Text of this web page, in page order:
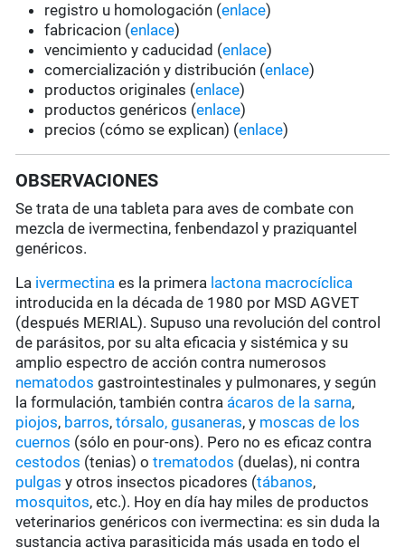
registro u homologación (enlace)
fabricacion (enlace)
vencimiento y caducidad (enlace)
comercialización y distribución (enlace)
productos originales (enlace)
productos genéricos (enlace)
precios (cómo se explican) (enlace)
OBSERVACIONES
Se trata de una tableta para aves de combate con
mezcla de ivermectina, fenbendazol y praziquantel
genéricos.
La ivermectina es la primera lactona macrocíclica
introducida en la década de 1980 por MSD AGVET
(después MERIAL). Supuso una revolución del control
de parásitos, por su alta eficacia y sistémica y su
amplio espectro de acción contra numerosos
nematodos gastrointestinales y pulmonares, y según
la formulación, también contra ácaros de la sarna,
piojos, barros,tórsalo,gusaneras, y moscas de los
cuernos (sólo en pour-ons). Pero no es eficaz contra
cestodos (tenias) otrematodos (duelas), ni contra
pulgas y otros insectos picadores (tábanos,
mosquitos, etc.). Hoy en día hay miles de productos
veterinarios genéricos con ivermectina: es sin duda la
sustancia activa parasiticida más usada en todo el